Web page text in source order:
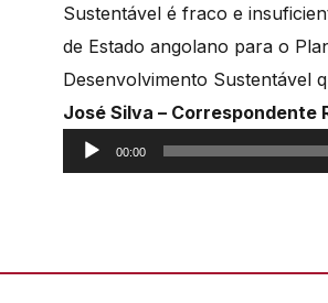
Sustentável é fraco e
de Estado angolano para o
Desenvolvimento Sustentável
José Silva – Correspondente
Reprodutor
de
00:00